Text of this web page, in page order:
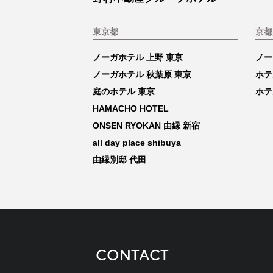
東京都
ノーガホテル 上野 東京
ノーガホテル 秋葉原 東京
庭のホテル 東京
HAMACHO HOTEL
ONSEN RYOKAN 由縁 新宿
all day place shibuya
由縁別邸 代田
京
ノ
ホ
ホ
CONTACT